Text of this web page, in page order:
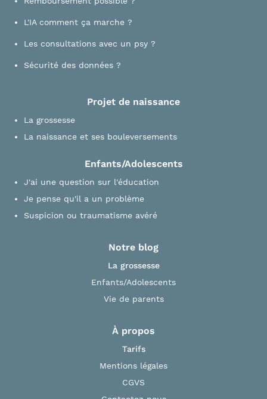
L'IA comment ça marche ?
Les consultations avec un psy ?
Sécurité des données ?
Projet de naissance
La grossesse
La naissance et ses bouleversements
Enfants/Adolescents
J'ai une question sur l'éducation
Je pense qu'il a un problème
Suspicion ou traumatisme avéré
Notre blog
La grossesse
Enfants/Adolescents
Vie de parents
À propos
Tarifs
Mentions légales
CGVS